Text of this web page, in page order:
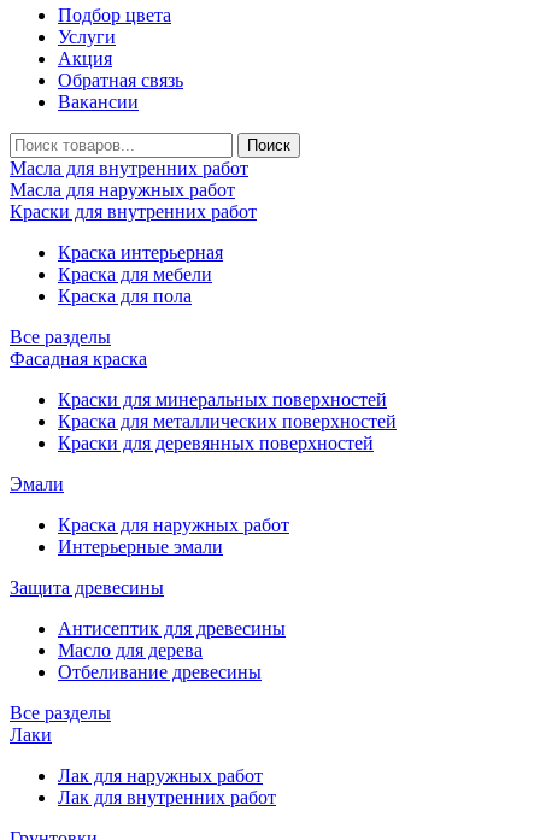
Подбор цвета
Услуги
Акция
Обратная связь
Вакансии
Масла для внутренних работ
Масла для наружных работ
Краски для внутренних работ
Краска интерьерная
Краска для мебели
Краска для пола
Все разделы
Фасадная краска
Краски для минеральных поверхностей
Краска для металлических поверхностей
Краски для деревянных поверхностей
Эмали
Краска для наружных работ
Интерьерные эмали
Защита древесины
Антисептик для древесины
Масло для дерева
Отбеливание древесины
Все разделы
Лаки
Лак для наружных работ
Лак для внутренних работ